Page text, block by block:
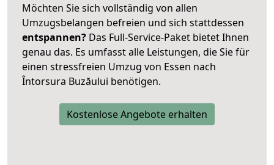
Möchten Sie sich vollständig von allen
Umzugsbelangen befreien und sich stattdessen
entspannen? Das Full-Service-Paket bietet Ihnen
genau das. Es umfasst alle Leistungen, die Sie für
einen stressfreien Umzug von Essen nach
Întorsura Buzăului benötigen.
Kostenlose Angebote erhalten